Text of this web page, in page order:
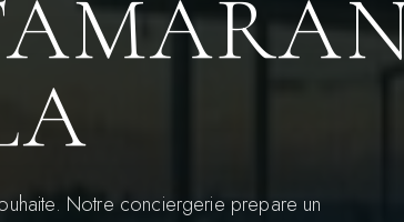
Notre conciergerie prepare un